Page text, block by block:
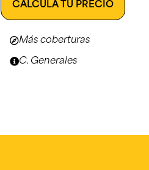
CALCULA TU PRECIO
Más coberturas
C. Generales